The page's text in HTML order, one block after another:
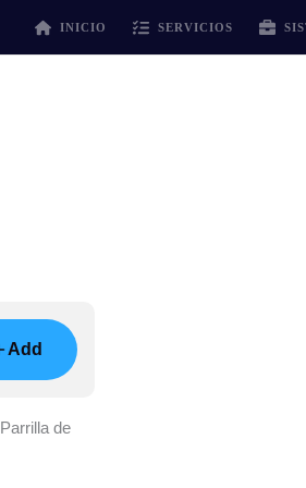
INICIO SERVICIOS
Add
de